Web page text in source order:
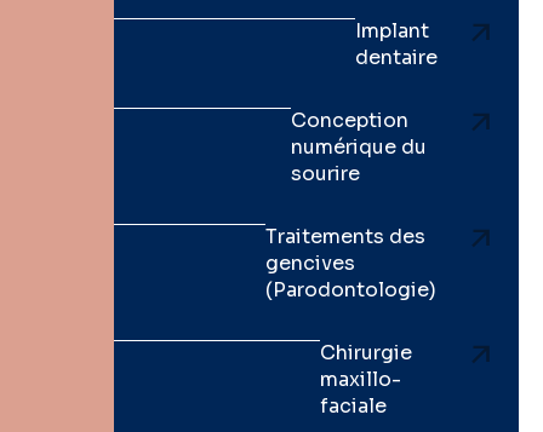
Implant
dentaire
Conception
numérique du
sourire
Traitements des
gencives
(Parodontologie)
Chirurgie
maxillo-
faciale